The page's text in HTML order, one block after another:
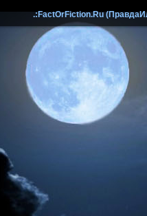
.:FactOrFiction.Ru